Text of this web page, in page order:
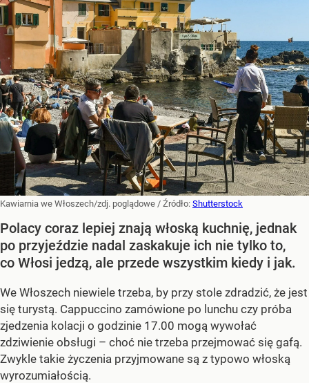
Kawiarnia we Włoszech/zdj. poglądowe / Źródło: Shutterstock
Polacy coraz lepiej znają włoską kuchnię, jednak
po przyjeździe nadal zaskakuje ich nie tylko to,
co Włosi jedzą, ale przede wszystkim kiedy i jak.
We Włoszech niewiele trzeba, by przy stole zdradzić, że jest
się turystą. Cappuccino zamówione po lunchu czy próba
zjedzenia kolacji o godzinie 17.00 mogą wywołać
zdziwienie obsługi – choć nie trzeba przejmować się gafą.
Zwykle takie życzenia przyjmowane są z typowo włoską
wyrozumiałością.